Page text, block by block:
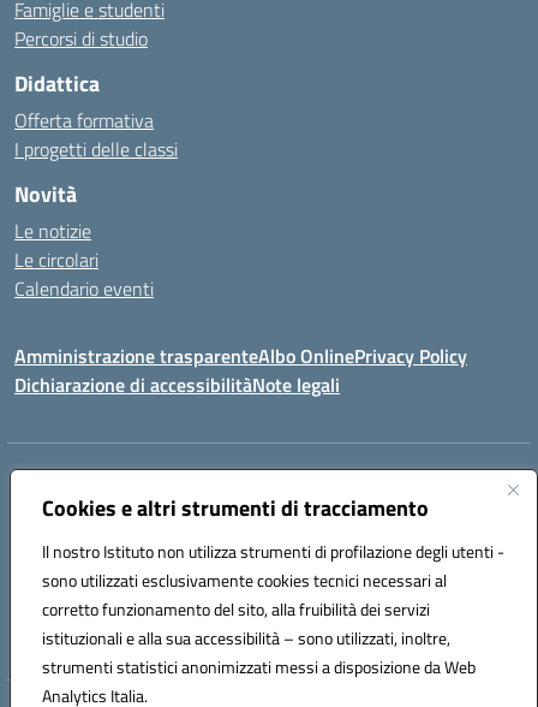
Cookies e altri strumenti di tracciamento
Il nostro Istituto non utilizza strumenti di profilazione degli utenti -
sono utilizzati esclusivamente cookies tecnici necessari al
corretto funzionamento del sito, alla fruibilità dei servizi
istituzionali e alla sua accessibilità – sono utilizzati, inoltre,
strumenti statistici anonimizzati messi a disposizione da Web
Analytics Italia.
Famiglie e studenti
Percorsi di studio
Didattica
Offerta formativa
I progetti delle classi
Novità
Le notizie
Le circolari
Calendario eventi
Amministrazione trasparenteAlbo OnlinePrivacy Policy
Dichiarazione di accessibilitàNote legali
Indirizzo:
Centralino:+39 071 89 52 08 Email:anic82000a@istruzione.it
Codice fiscale: 93084540421
Codice meccanografico:
ANIC82000A
Codice unico di fatturazione (CUF): UFF6L6